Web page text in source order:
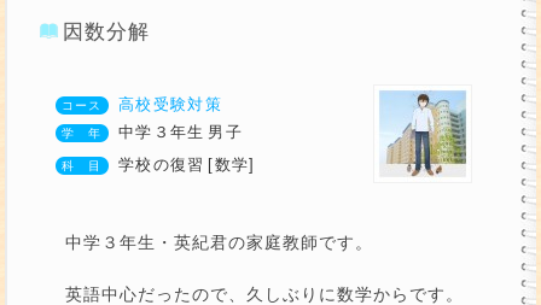
因数分解
高校受験対策
中学３年生 男子
学校の復習 [数学]
中学３年生・英紀君の家庭教師です。
英語中心だったので、久しぶりに数学からです。